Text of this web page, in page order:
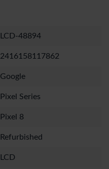
LCD-48894
2416158117862
Google
Pixel Series
Pixel 8
Refurbished
LCD